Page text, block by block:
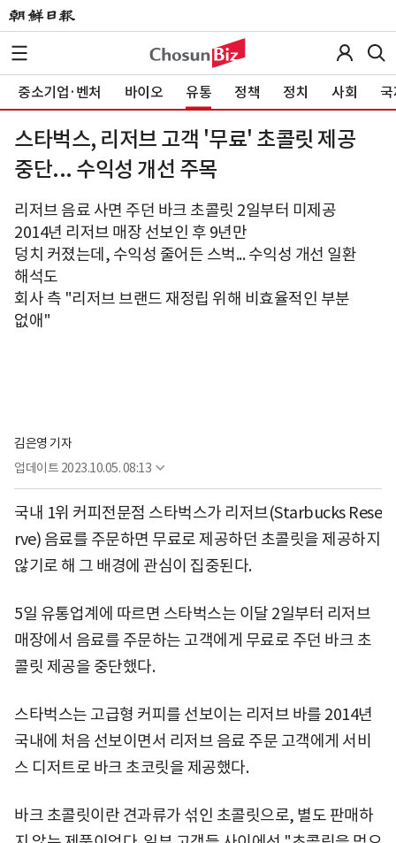
중소기업·벤처 바이오 유통 정책 정치 사회
스타벅스, 리저브 고객 '무료' 초콜릿 제공
중단... 수익성 개선 주목
리저브 음료 사면 주던 바크 초콜릿 2일부터 미제공
2014년 리저브 매장 선보인 후 9년만
덩치 커졌는데, 수익성 줄어든 스벅... 수익성 개선 일환
해석도
회사 측 "리저브 브랜드 재정립 위해 비효율적인 부분
없애"
김은영 기자
업데이트 2023.10.05. 08:13
국내 1위 커피전문점 스타벅스가 리저브(Starbucks Rese
rve) 음료를 주문하면 무료로 제공하던 초콜릿을 제공하지
않기로 해 그 배경에 관심이 집중된다.
5일 유통업계에 따르면 스타벅스는 이달 2일부터 리저브
매장에서 음료를 주문하는 고객에게 무료로 주던 바크 초
콜릿 제공을 중단했다.
스타벅스는 고급형 커피를 선보이는 리저브 바를 2014년
국내에 처음 선보이면서 리저브 음료 주문 고객에게 서비
스 디저트로 바크 초코릿을 제공했다.
바크 초콜릿이란 견과류가 섞인 초콜릿으로, 별도 판매하